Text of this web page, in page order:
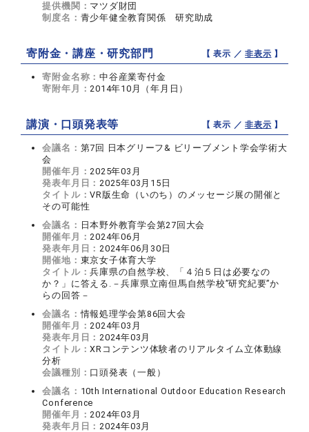
提供機関： マツダ財団
制度名： 青少年健全教育関係 研究助成
寄附金・講座・研究部門 【 表示 ／非表示 】
寄附金名称：中谷産業寄付金
寄附年月：2014年10月（年月日）
講演・口頭発表等 【 表示 ／非表示 】
会議名： 第7回 日本グリーフ& ビリーブメント学会学術大
会
開催年月：2025年03月
発表年月日：2025年03月15日
タイトル：VR版生命（いのち）のメッセージ展の開催と
その可能性
会議名： 日本野外教育学会第27回大会
開催年月：2024年06月
発表年月日：2024年06月30日
開催地： 東京女子体育大学
タイトル：兵庫県の自然学校、「４泊５日は必要なの
か？」に答える.－兵庫県立南但馬自然学校”研究紀要”か
らの回答－
会議名：情報処理学会第86回大会
開催年月：2024年03月
発表年月日：2024年03月
タイトル：XRコンテンツ体験者のリアルタイム立体動線
分析
会議種別： 口頭発表（一般）
会議名： 10th International Outdoor Education Research
Conference
開催年月：2024年03月
発表年月日：2024年03月